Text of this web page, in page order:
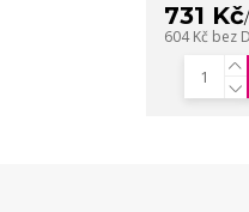
731 Kč/
604 Kč bez